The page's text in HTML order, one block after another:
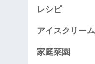
レシピ
アイスクリーム
家庭菜園